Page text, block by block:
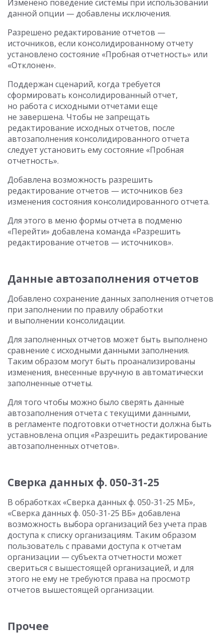
Изменено поведение системы при использовании
данной опции — добавлены исключения.
Разрешено редактирование отчетов —
источников, если консолидированному отчету
установлено состояние «Пробная отчетность» или
«Отклонен».
Поддержан сценарий, когда требуется
сформировать консолидированный отчет,
но работа с исходными отчетами еще
не завершена. Чтобы не запрещать
редактирование исходных отчетов, после
автозаполнения консолидированного отчета
следует установить ему состояние «Пробная
отчетность».
Добавлена возможность разрешить
редактирование отчетов — источников без
изменения состояния консолидированного отчета.
Для этого в меню формы отчета в подменю
«Перейти» добавлена команда «Разрешить
редактирование отчетов — источников».
Данные автозаполнения отчетов
Добавлено сохранение данных заполнения отчетов
при заполнении по правилу обработки
и выполнении консолидации.
Для заполненных отчетов может быть выполнено
сравнение с исходными данными заполнения.
Таким образом могут быть проанализированы
изменения, внесенные вручную в автоматически
заполненные отчеты.
Для того чтобы можно было сверять данные
автозаполнения отчета с текущими данными,
в регламенте подготовки отчетности должна быть
уставновлена опция «Разрешить редактирование
автозаполненных отчетов».
Сверка данных ф. 050-31-25
В обработках «Сверка данных ф. 050-31-25 МБ»,
«Сверка данных ф. 050-31-25 ВБ» добавлена
возможность выбора организаций без учета прав
доступа к списку организациям. Таким образом
пользователь с правами доступа к отчетам
организации — субъекта отчетности может
свериться с вышестоящей организацией, и для
этого не ему не требуются права на просмотр
отчетов вышестоящей организации.
Прочее